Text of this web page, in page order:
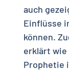
auch
Einflüsse
können.
erklärt wie
Prophetie